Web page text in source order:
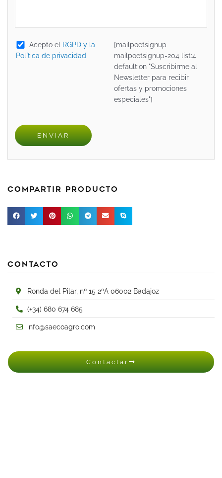
Acepto el
RGPD y la
Política de privacidad
[mailpoetsignup
mailpoetsignup-204 list:4
default:on "Suscribirme al
Newsletter para recibir
ofertas y promociones
especiales"]
Compartir producto
Contacto
Ronda del Pilar, nº 15 2ºA 06002 Badajoz
(+34) 680 674 685
info@saecoagro.com
Contactar